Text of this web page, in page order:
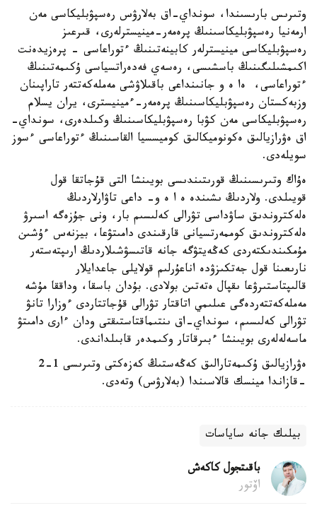
وتىرىس بارىسىندا، سونداي-اق بەلارۋس رەسپۋبليكاسى مەن
ارمەنيا رەسپۋبليكاسىنىڭ پرەمەر-مينيسترلەرى، قىرعىز
رەسپۋبليكاسى مينيسترلەر كابينەتىنىڭ ءتوراعاسى - پرەزيدەنت
اكىمشىلىگىنىڭ باسشىسى، رەسەي فەدەراتسياسى ۇكىمەتىنىڭ
ءتوراعاسى، ەا ە و جانىنداعى باقىلاۋشى مەملەكەتتەر تاراپىنان
وزبەكستان رەسپۋبليكاسىنىڭ پرەمەر-ءمينيسترى، يران يسلام
رەسپۋبليكاسى مەن كۋبا رەسپۋبليكاسىنىڭ وكىلدەرى، سونداي-
اق ەۋرازيالىق ەكونوميكالىق كوميسسيا القاسىنىڭ ءتوراعاسى ءسوز
سويلەدى.
ەۇاك وتىرىسىنىڭ قورىتىندىسى بويىنشا التى قۇجاتقا قول
قويىلدى. ولاردىڭ ىشىندە ە ا ە و- داعى تاۋارلاردىڭ
ەلەكتروندىق ساۋداسى تۋرالى كەلىسىم بار، ونى جۇزەگە اسىرۋ
ەلەكتروندىق كوممەرتسيانى قارقىندى دامىتۋعا، بيزنەس ءۇشىن
مۇمكىندىكتەردى كەڭەيتۋگە جانە قاتىسۋشىلاردىڭ ارىپتەستەر
نارىعىنا قول جەتكىزۋدە اناعۇرلىم قولايلى جاعدايلار
قالىپتاستىرۋعا ىقپال ەتەتىن بولادى. بۇدان باسقا، وداققا مۇشە
مەملەكەتتەردەگى عىلىمي اتاقتار تۋرالى قۇجاتتاردى ءوزارا تانۋ
تۋرالى كەلىسىم، سونداي-اق ىنتىماقتاستىقتى ودان ءارى دامىتۋ
ماسەلەلەرى بويىنشا ءبىرقاتار وكىمدەر قابىلداندى.
ەۋرازيالىق ۇكىمەتارالىق كەڭەستىڭ كەزەكتى وتىرىسى 1-2
-قازاندا مينسك قالاسىندا (بەلارۋس) وتەدى.
بيلىك جانە ساياسات
باقىتجول كاكەش
اۆتور